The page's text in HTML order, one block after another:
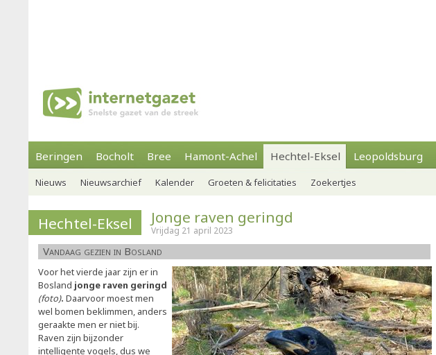
Beringen Bocholt Bree Hamont-Achel Hechtel-Eksel Leopoldsburg
Nieuws Nieuwsarchief Kalender Groeten & felicitaties Zoekertjes
Hechtel-Eksel Jonge raven geringd
Vrijdag 21 april 2023
Vandaag gezien in Bosland
Voor het vierde jaar zijn er in
Bosland jonge raven geringd
(foto). Daarvoor moest men
wel bomen beklimmen, anders
geraakte men er niet bij.
Raven zijn bijzonder
intelligente vogels, dus we